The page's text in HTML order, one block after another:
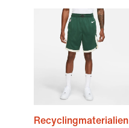
Recyclingmaterialien